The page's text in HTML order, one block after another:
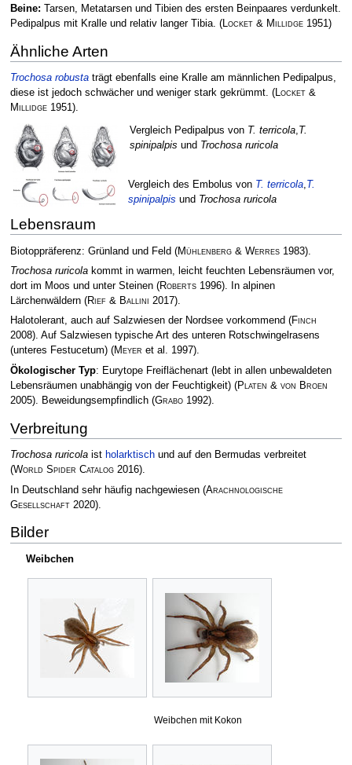
Beine: Tarsen, Metatarsen und Tibien des ersten Beinpaares verdunkelt.
Pedipalpus mit Kralle und relativ langer Tibia. (Locket & Millidge1951)
Ähnliche Arten
Trochosa robustaträgt ebenfalls eine Kralle am männlichen Pedipalpus,
diese ist jedoch schwächer und weniger stark gekrümmt. (Locket &
Millidge1951).
Vergleich Pedipalpus von T. terricola T.
spinipalpis und Trochosa ruricola
Vergleich des Embolus von T. terricola T.
spinipalpis und Trochosa ruricola
Lebensraum
Biotoppräferenz: Grünland und Feld (Mühlenberg & Werres1983).
Trochosa ruricolakommt in warmen, leicht feuchten Lebensräumen vor,
dort im Moos und unter Steinen (Roberts1996). In alpinen
Lärchenwäldern (Rief & Ballini 2017).
Halotolerant, auch auf Salzwiesen der Nordsee vorkommend (Finch
2008). Auf Salzwiesen typische Art des unteren Rotschwingelrasens
(unteres Festucetum) (Meyer et al. 1997).
Ökologischer Typ: Eurytope Freiflächenart (lebt in allen unbewaldeten
Lebensräumen unabhängig von der Feuchtigkeit) (Platen & von Broen
2005). Beweidungsempfindlich (Grabo1992).
Verbreitung
Trochosa ruricolaist holarktischund auf den Bermudas verbreitet
(World Spider Catalog2016).
In Deutschland sehr häufig nachgewiesen (Arachnologische
Gesellschaft2020).
Bilder
Weibchen
Weibchen mit Kokon